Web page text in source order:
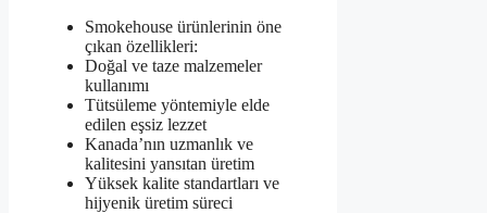
Smokehouse ürünlerinin öne
çıkan özellikleri:
Doğal ve taze malzemeler
kullanımı
Tütsüleme yöntemiyle elde
edilen eşsiz lezzet
Kanada’nın uzmanlık ve
kalitesini yansıtan üretim
Yüksek kalite standartları ve
hijyenik üretim süreci